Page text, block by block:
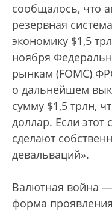
сообщалось, что
резервная
экономику $1,5
ноября
рынкам (FOMC)
о дальнейшем
сумму $1,5 трлн,
доллар. Если
сделают
девальваций».
Валютная война
форма